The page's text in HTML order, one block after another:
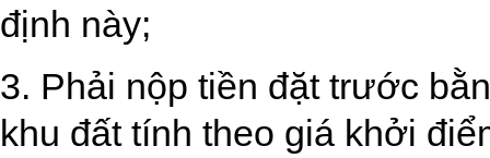
định này;
3. Phải nộp tiền đặt trước
khu đất tính theo giá khởi